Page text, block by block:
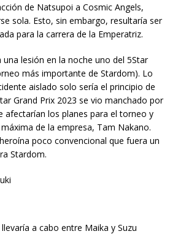
de Natsupoi a Cosmic Angels,
sola. Esto, sin embargo, resultaría ser
para la carrera de la Emperatriz.
una lesión en la noche uno del 5Star
más importante de Stardom). Lo
aislado solo sería el principio de
Grand Prix 2023 se vio manchado por
afectarían los planes para el torneo y
de la empresa, Tam Nakano.
poco convencional que fuera un
Stardom.
a cabo entre Maika y Suzu